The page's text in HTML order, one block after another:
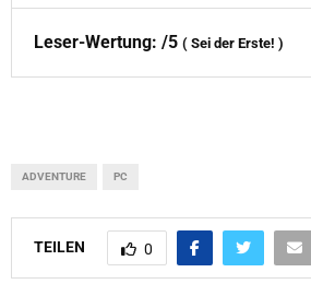
Leser-Wertung: /5 ( Sei der Erste! )
ADVENTURE PC
TEILEN 0